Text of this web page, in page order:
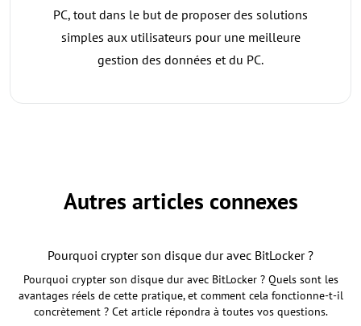
PC, tout dans le but de proposer des solutions
simples aux utilisateurs pour une meilleure
gestion des données et du PC.
Autres articles connexes
Pourquoi crypter son disque dur avec BitLocker ?
Pourquoi crypter son disque dur avec BitLocker ? Quels sont les
avantages réels de cette pratique, et comment cela fonctionne-t-il
concrètement ? Cet article répondra à toutes vos questions.